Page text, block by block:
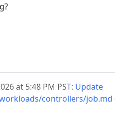
at 5:48 PM PST: Update
controllers/job.md